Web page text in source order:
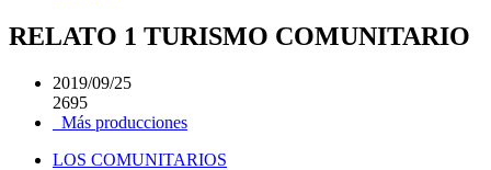
RELATO 1 TURISMO COMUNITARIO
2019/09/25
2695
Más producciones
LOS COMUNITARIOS